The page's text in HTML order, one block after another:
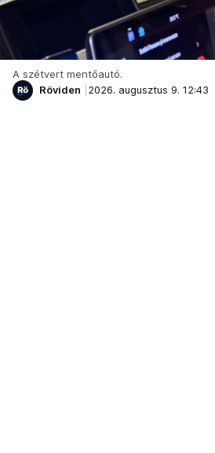
A szétvert mentőautó.
Röviden
2026. augusztus 9. 12:43